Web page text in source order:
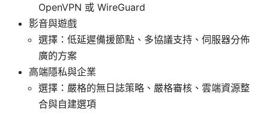
OpenVPN 或 WireGuard
影音與遊戲
選擇：低延遲備援節點、多協議支持、伺服器分佈
廣的方案
高端隱私與企業
選擇：嚴格的無日誌策略、嚴格審核、雲端資源整
合與自建選項